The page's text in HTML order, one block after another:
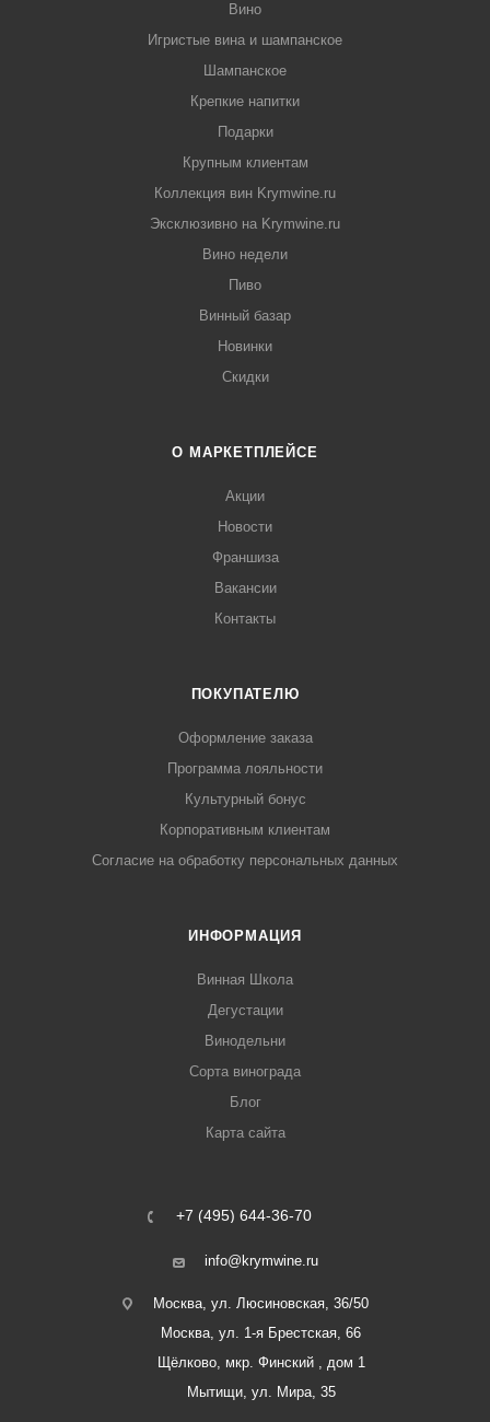
Вино
Игристые вина и шампанское
Шампанское
Крепкие напитки
Подарки
Крупным клиентам
Коллекция вин Krymwine.ru
Эксклюзивно на Krymwine.ru
Вино недели
Пиво
Винный базар
Новинки
Скидки
О МАРКЕТПЛЕЙСЕ
Акции
Новости
Франшиза
Вакансии
Контакты
ПОКУПАТЕЛЮ
Оформление заказа
Программа лояльности
Культурный бонус
Корпоративным клиентам
Согласие на обработку персональных данных
ИНФОРМАЦИЯ
Винная Школа
Дегустации
Винодельни
Сорта винограда
Блог
Карта сайта
+7 (495) 644-36-70
info@krymwine.ru
Москва, ул. Люсиновская, 36/50
Москва, ул. 1-я Брестская, 66
Щёлково, мкр. Финский , дом 1
Мытищи, ул. Мира, 35